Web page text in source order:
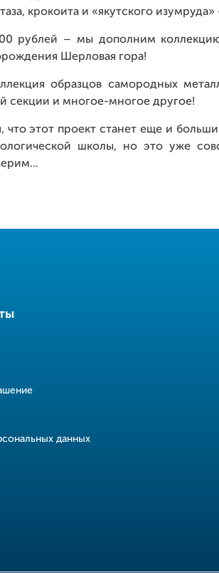
крокоита и «якутского
рублей – мы дополним
Шерловая гора!
образцов самородных
секции и многое-многое другое!
что этот проект станет еще и
школы, но это уже
данных